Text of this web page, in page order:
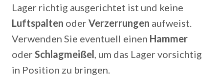
Lager richtig ausgerichtet ist und keine
Luftspalten oder Verzerrungen aufweist.
Verwenden Sie eventuell einen Hammer
oder Schlagmeißel, um das Lager vorsichtig
in Position zu bringen.